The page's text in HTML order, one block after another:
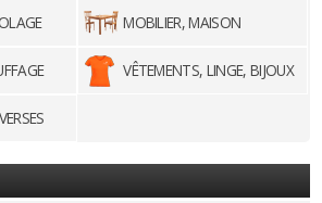
MOBILIER, MAISON
VÊTEMENTS, LINGE, BIJOUX